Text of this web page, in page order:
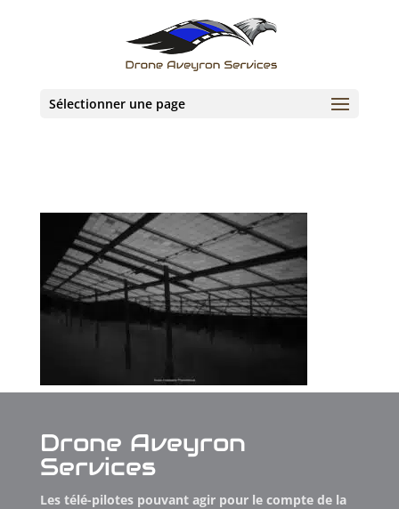
Sélectionner une page
Drone Aveyron
Services
Les télé-pilotes pouvant agir pour le compte de la